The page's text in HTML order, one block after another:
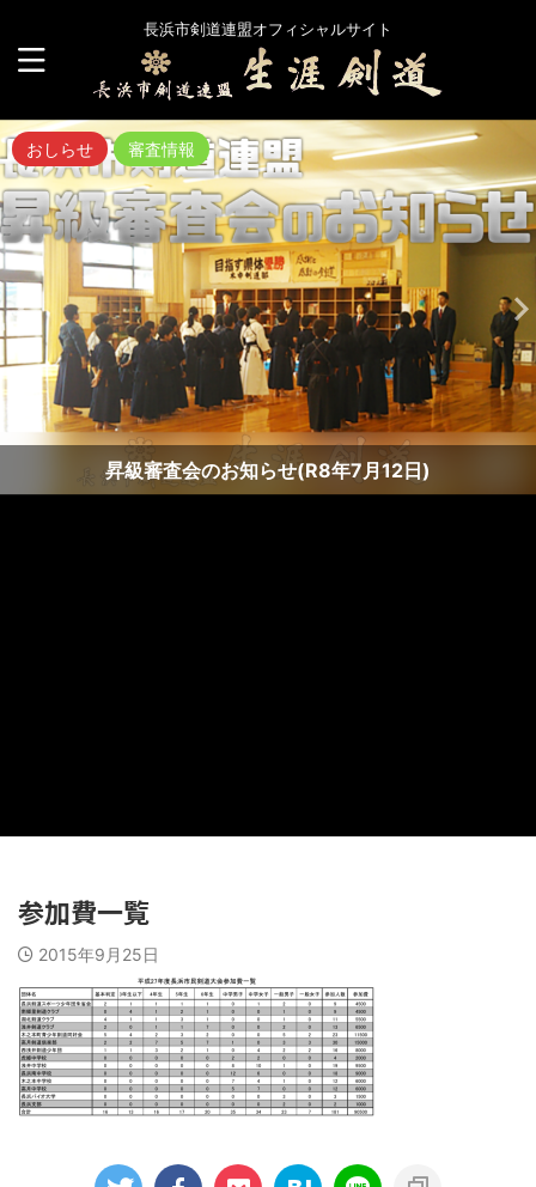
長浜市剣道連盟オフィシャルサイト
おしらせ 審査情報
昇級審査会のお知らせ(R8年7月12日)
参加費一覧
2015年9月25日